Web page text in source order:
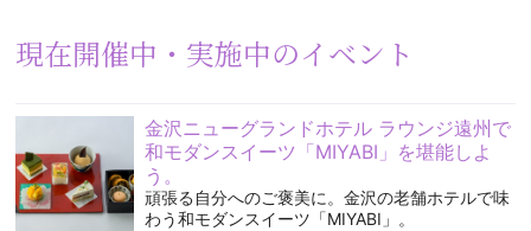
現在開催中・実施中のイベント
金沢ニューグランドホテル ラウンジ遠州で
和モダンスイーツ「MIYABI」を堪能しよ
う。
頑張る自分へのご褒美に。金沢の老舗ホテルで味
わう和モダンスイーツ「MIYABI」。